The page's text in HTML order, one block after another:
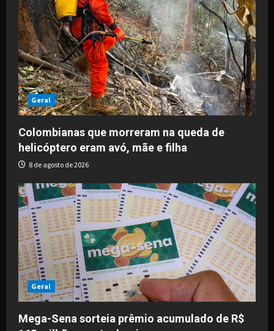
Geral
Colombianas que morreram na queda de
helicóptero eram avó, mãe e filha
8 de agosto de 2026
Geral
Mega-Sena sorteia prêmio acumulado de R$